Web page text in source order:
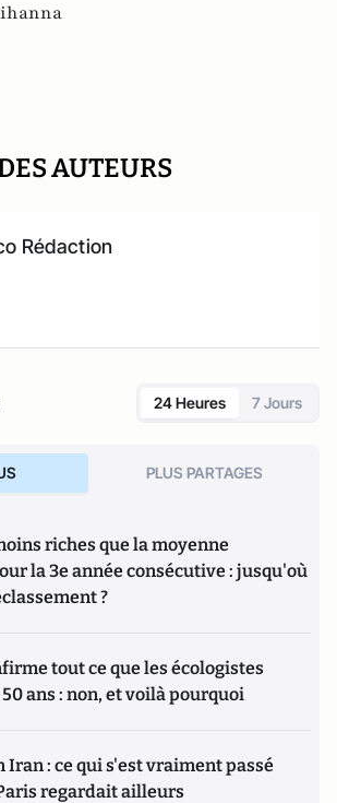
AUTEURS
Rédaction
24 Heures 7 Jours
PLUS PARTAGES
riches que la moyenne
la 3e année consécutive : jusqu'où
?
tout ce que les écologistes
ans : non, et voilà pourquoi
Iran : ce qui s'est vraiment passé
regardait ailleurs